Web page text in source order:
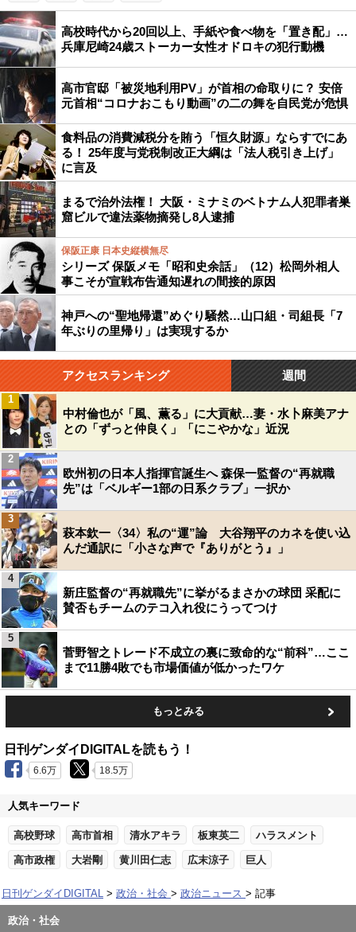
高校時代から20回以上、手紙や食べ物を「置き配」…
兵庫尼崎24歳ストーカー女性オドロキの犯行動機
高市官邸「被災地利用PV」が首相の命取りに？ 安倍
元首相“コロナおこもり動画”の二の舞を自民党が危惧
食料品の消費減税分を賄う「恒久財源」ならすでにあ
る！ 25年度与党税制改正大綱は「法人税引き上げ」
に言及
まるで治外法権！ 大阪・ミナミのベトナム人犯罪者巣
窟ビルで違法薬物摘発し8人逮捕
保阪正康 日本史縦横無尽
シリーズ 保阪メモ「昭和史余話」（12）松岡外相人
事こそが宣戦布告通知遅れの間接的原因
神戸への“聖地帰還”めぐり騒然…山口組・司組長「7
年ぶりの里帰り」は実現するか
アクセスランキング 週間
中村倫也が「風、薫る」に大貢献…妻・水卜麻美アナ
との「ずっと仲良く」「にこやかな」近況
1
欧州初の日本人指揮官誕生へ 森保一監督の“再就職
先”は「ベルギー1部の日系クラブ」一択か
2
萩本欽一〈34〉私の“運”論 大谷翔平のカネを使い込
んだ通訳に「小さな声で『ありがとう』」
3
新庄監督の“再就職先”に挙がるまさかの球団 采配に
賛否もチームのテコ入れ役にうってつけ
4
菅野智之トレード不成立の裏に致命的な“前科”…ここ
まで11勝4敗でも市場価値が低かったワケ
5
もっとみる
日刊ゲンダイDIGITALを読もう！
6.6万 18.5万
人気キーワード
高校野球 高市首相 清水アキラ 板東英二 ハラスメント
高市政権 大岩剛 黄川田仁志 広末涼子 巨人
日刊ゲンダイDIGITAL 政治・社会 政治ニュース 記事
政治・社会